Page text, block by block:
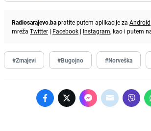
Radiosarajevo.bapratite putem aplikacije za Android
mreža Twitter | Facebook | Instagram, kao i putem
#Zmajevi #Bugojno #Norveška